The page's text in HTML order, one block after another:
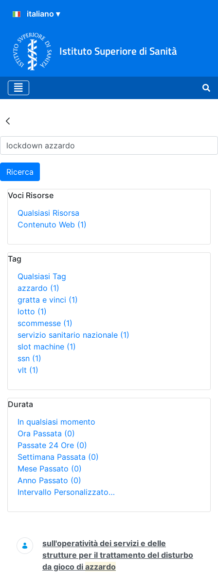
Istituto Superiore di Sanità
Risultati della Ricerca -
Ricerca
Voci Risorse
Qualsiasi Risorsa
Contenuto Web (1)
Tag
Qualsiasi Tag
azzardo (1)
gratta e vinci (1)
lotto (1)
scommesse (1)
servizio sanitario nazionale (1)
slot machine (1)
ssn (1)
vlt (1)
Durata
In qualsiasi momento
Ora Passata (0)
Passate 24 Ore (0)
Settimana Passata (0)
Mese Passato (0)
Anno Passato (0)
Intervallo Personalizzato…
Ricerca
sull'operatività dei servizi e delle
strutture per il trattamento del disturbo
da gioco di azzardo